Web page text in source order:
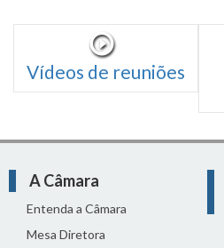
Vídeos de reuniões
A Câmara
Entenda a Câmara
Mesa Diretora